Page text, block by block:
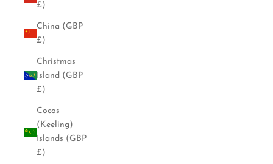
£)
China (GBP
£)
Christmas
Island (GBP
£)
Cocos
(Keeling)
Islands (GBP
£)